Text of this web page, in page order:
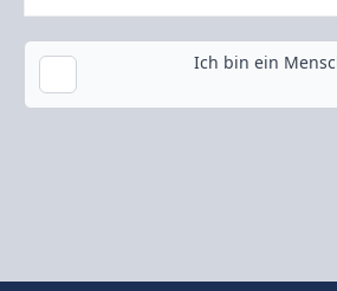
Kopie an meine E-Mail-